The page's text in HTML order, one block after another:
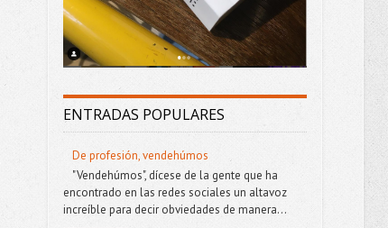
ENTRADAS POPULARES
De profesión, vendehúmos
"Vendehúmos", dícese de la gente que ha
encontrado en las redes sociales un altavoz
increíble para decir obviedades de manera...